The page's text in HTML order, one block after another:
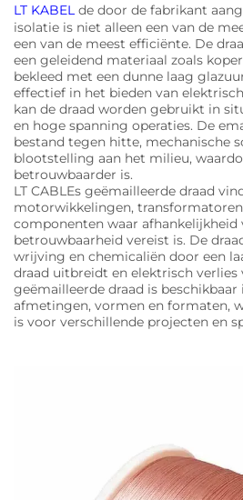
LT KABELde door de fabrikant
isolatie is niet alleen een van de
een van de meest efficiënte. De
een geleidend materiaal zoals
bekleed met een dunne laag
effectief in het bieden van
kan de draad worden gebruikt in
en hoge spanning operaties. De
bestand tegen hitte, mechanische
blootstelling aan het milieu,
betrouwbaarder is.
LT CABLEs geëmailleerde draad
motorwikkelingen,
componenten waar afhankelijkheid
betrouwbaarheid vereist is. De
wrijving en chemicaliën door een
draad uitbreidt en elektrisch verlies
geëmailleerde draad is
afmetingen, vormen en formaten,
is voor verschillende projecten en